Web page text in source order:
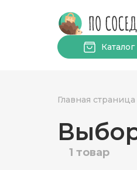
Каталог
Главная страница
1 товар